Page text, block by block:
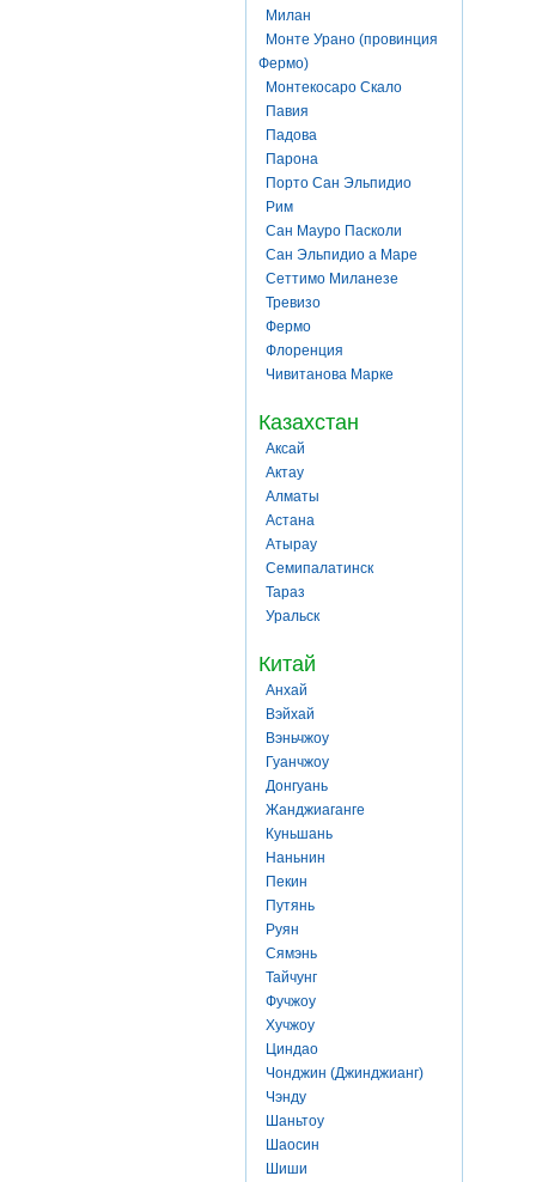
Милан
Монте Урано (провинция
Фермо)
Монтекосаро Скало
Павия
Падова
Парона
Порто Сан Эльпидио
Рим
Сан Мауро Пасколи
Сан Эльпидио а Маре
Сеттимо Миланезе
Тревизо
Фермо
Флоренция
Чивитанова Марке
Казахстан
Аксай
Актау
Алматы
Астана
Атырау
Семипалатинск
Тараз
Уральск
Китай
Анхай
Вэйхай
Вэньчжоу
Гуанчжоу
Донгуань
Жанджиаганге
Куньшань
Наньнин
Пекин
Путянь
Руян
Сямэнь
Тайчунг
Фучжоу
Хучжоу
Циндао
Чонджин (Джинджианг)
Чэнду
Шаньтоу
Шаосин
Шиши